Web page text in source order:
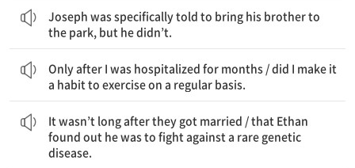
Joseph was specifically told to bring his brother to
the park, but he didn’t.
Only after I was hospitalized for months / did I make it
a habit to exercise on a regular basis.
It wasn’t long after they got married / that Ethan
found out he was to fight against a rare genetic
disease.